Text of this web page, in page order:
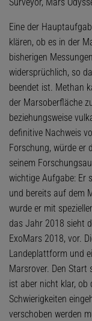
Eine der
klären, ob es in der
bisherigen
widersprüchlich, so
beendet ist. Methan
der Marsoberfläche
beziehungsweise
definitive Nachweis
Forschung, würde er
seinem
wichtige Aufgabe: Er
und bereits auf dem
wurde er mit
das Jahr 2018 sieht
ExoMars 2018, vor.
Landeplattform und
Marsrover. Den Start
ist aber nicht klar, ob
Schwierigkeiten
verschoben werden